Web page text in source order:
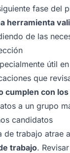
fase del
herramienta
de las
útil
que
cumplen con
a un grupo
candidatos
de trabajo atrae
trabajo.